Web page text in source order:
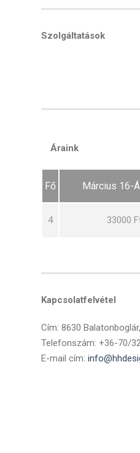
Szolgáltatások
Áraink
Fő Március 16-
4 33000
Kapcsolatfelvétel
Cím: 8630
Telefonszám: +36-70/
E-mail cím: